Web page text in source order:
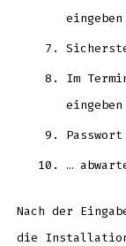
eingeben
Im
eingeben
…
Nach der
die Installation